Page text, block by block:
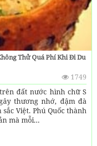
Thử Quá Phí Khi Đi Du
1749
đất nước hình chữ S
thương nhớ, đậm đà
Việt. Phú Quốc thành
mà mỗi...